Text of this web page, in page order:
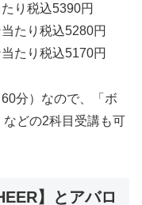
り税込5390円
たり税込5280円
たり税込5170円
分）なので、「ボ
どの2科目受講も可
】とアバロ